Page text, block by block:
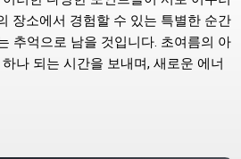
장소에서 경험할 수 있는 특별한 순간
추억으로 남을 것입니다. 초여름의 아
나 되는 시간을 보내며, 새로운 에너